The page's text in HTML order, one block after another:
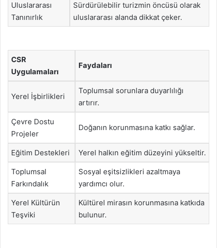
Uluslararası
Tanınırlık
Sürdürülebilir turizmin öncüsü olarak
uluslararası alanda dikkat çeker.
CSR
Uygulamaları
Faydaları
Yerel İşbirlikleri
Toplumsal sorunlara duyarlılığı
artırır.
Çevre Dostu
Projeler
Doğanın korunmasına katkı sağlar.
Eğitim Destekleri Yerel halkın eğitim düzeyini yükseltir.
Toplumsal
Farkındalık
Sosyal eşitsizlikleri azaltmaya
yardımcı olur.
Yerel Kültürün
Teşviki
Kültürel mirasın korunmasına katkıda
bulunur.